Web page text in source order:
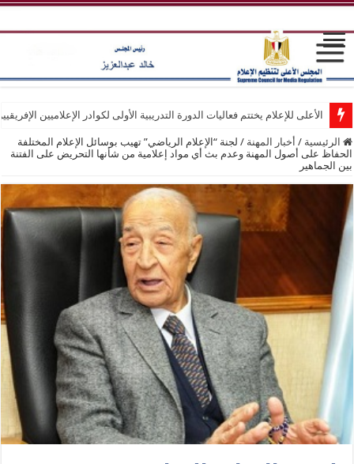
الأعلى للإعلام يختتم فعاليات الدورة التدريبية الأولى لكوادر الإعلاميين
الرئيسية / أخبار المهنة / لجنة “الإعلام الرياضي” تهيب بوسائل الإعلام المختلفة
الحفاظ على أصول المهنة وعدم بث أي مواد إعلامية من شأنها التحريض على الفتنة
بين الجماهير